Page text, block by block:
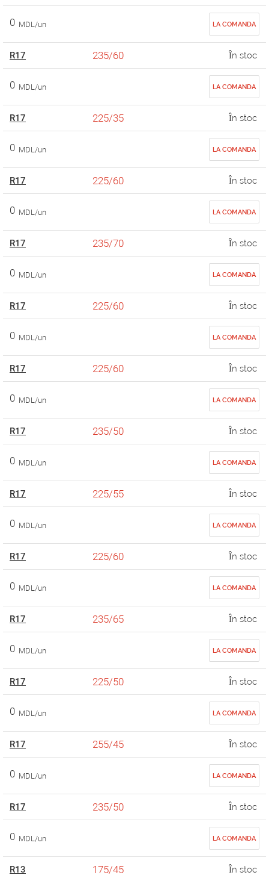
0 MDL/un LA COMANDA
R17 235/60 În stoc
0 MDL/un LA COMANDA
R17 225/35 În stoc
0 MDL/un LA COMANDA
R17 225/60 În stoc
0 MDL/un LA COMANDA
R17 235/70 În stoc
0 MDL/un LA COMANDA
R17 225/60 În stoc
0 MDL/un LA COMANDA
R17 225/60 În stoc
0 MDL/un LA COMANDA
R17 235/50 În stoc
0 MDL/un LA COMANDA
R17 225/55 În stoc
0 MDL/un LA COMANDA
R17 225/60 În stoc
0 MDL/un LA COMANDA
R17 235/65 În stoc
0 MDL/un LA COMANDA
R17 225/50 În stoc
0 MDL/un LA COMANDA
R17 255/45 În stoc
0 MDL/un LA COMANDA
R17 235/50 În stoc
0 MDL/un LA COMANDA
R13 175/45 În stoc